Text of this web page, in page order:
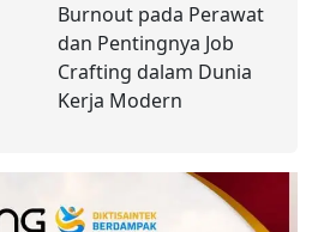
Burnout pada Perawat
dan Pentingnya Job
Crafting dalam Dunia
Kerja Modern